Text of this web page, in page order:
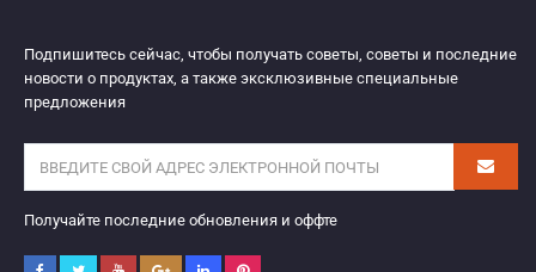
Подпишитесь сейчас, чтобы получать советы, советы и последние
новости о продуктах, а также эксклюзивные специальные
предложения
Получайте последние обновления и оффте